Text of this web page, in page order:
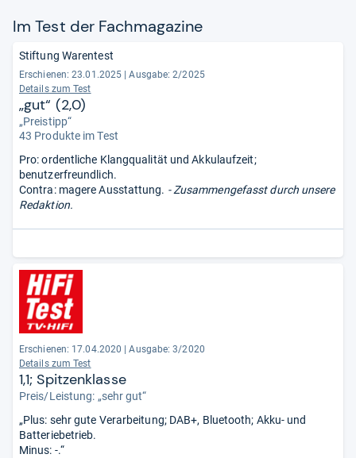
Im Test der Fach­ma­ga­zine
Stiftung Warentest
Erschienen: 23.01.2025 | Ausgabe: 2/2025
Details zum Test
„gut“ (2,0)
„Preistipp“
43 Produkte im Test
Pro: ordentliche Klangqualität und Akkulaufzeit;
benutzerfreundlich.
Contra: magere Ausstattung. - Zusammengefasst durch unsere
Redaktion.
Erschienen: 17.04.2020 | Ausgabe: 3/2020
Details zum Test
1,1; Spitzenklasse
Preis/Leistung: „sehr gut“
„Plus: sehr gute Verarbeitung; DAB+, Bluetooth; Akku- und
Batteriebetrieb.
Minus: -.“